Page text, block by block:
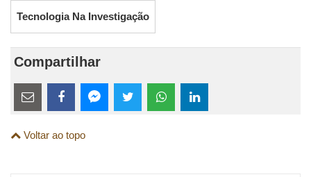
Tecnologia Na Investigação
Compartilhar
Estes
links
são
esta
esta
Voltar ao topo